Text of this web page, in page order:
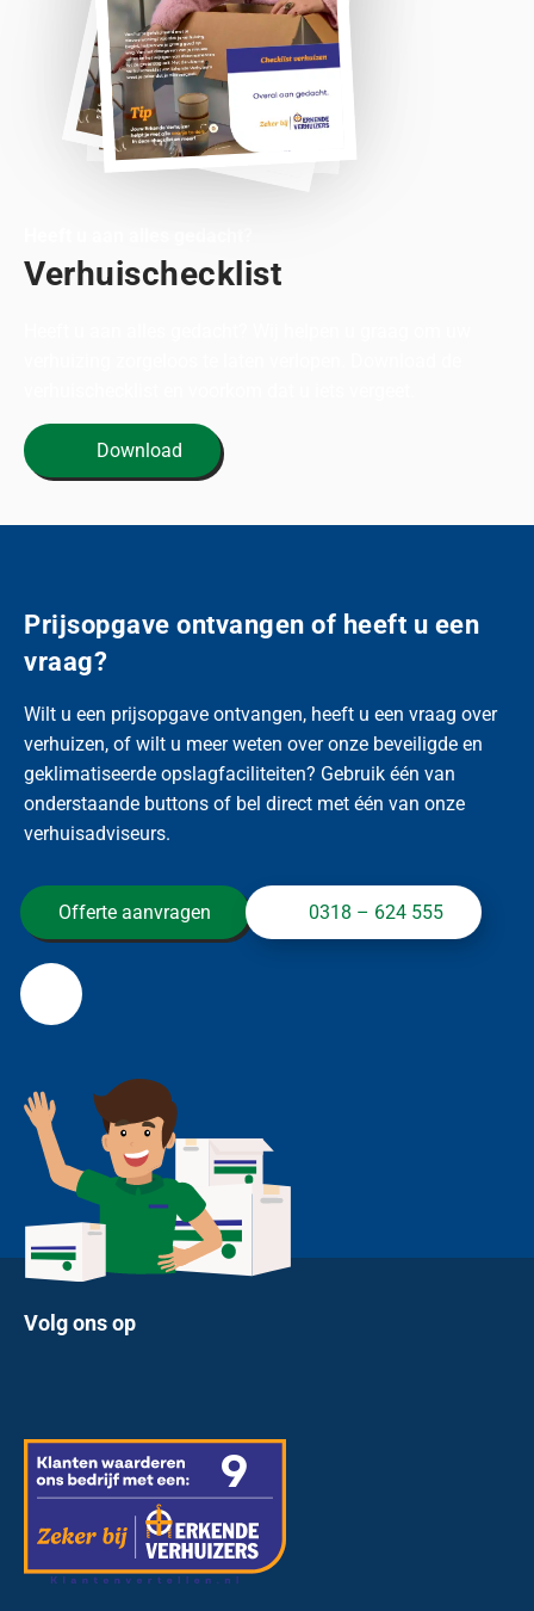
Verhuischecklist
Download
Prijsopgave ontvangen of heeft u een
vraag?
Wilt u een prijsopgave ontvangen, heeft u een vraag over
verhuizen, of wilt u meer weten over onze beveiligde en
geklimatiseerde opslagfaciliteiten? Gebruik één van
onderstaande buttons of bel direct met één van onze
verhuisadviseurs.
Offerte aanvragen 0318 – 624 555
Volg ons op